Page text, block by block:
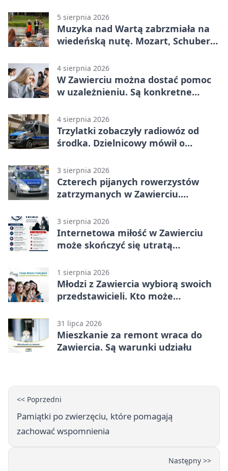
5 sierpnia 2026
Muzyka nad Wartą zabrzmiała na
wiedeńską nutę. Mozart, Schubert i
4 sierpnia 2026
W Zawierciu można dostać pomoc
w uzależnieniu. Są konkretne
4 sierpnia 2026
Trzylatki zobaczyły radiowóz od
środka. Dzielnicowy mówił o
3 sierpnia 2026
Czterech pijanych rowerzystów
zatrzymanych w Zawierciu.
3 sierpnia 2026
Internetowa miłość w Zawierciu
może skończyć się utratą
1 sierpnia 2026
Młodzi z Zawiercia wybiorą swoich
przedstawicieli. Kto może
31 lipca 2026
Mieszkanie za remont wraca do
Zawiercia. Są warunki udziału
<< Poprzedni
Pamiątki po zwierzęciu, które pomagają
zachować wspomnienia
Następny >>